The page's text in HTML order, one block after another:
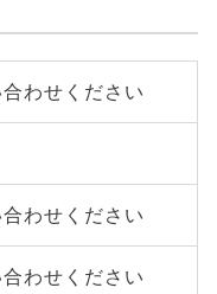
わせください
わせください
わせください